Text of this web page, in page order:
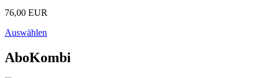
76,00 EUR
Auswählen
AboKombi